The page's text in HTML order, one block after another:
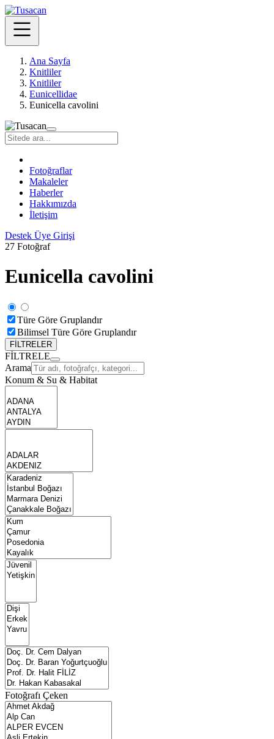
Ana Sayfa
Knitliler
Knitliler
Eunicellidae
Eunicella cavolini
Fotoğraflar
Makaleler
Haberler
Hakkımızda
İletişim
Destek Üye Girişi
27 Fotoğraf
Eunicella cavolini
Türe Göre Gruplandır
Bilimsel Türe Göre Gruplandır
FİLTRELER
FİLTRELE
Arama
Konum & Su & Habitat
Fotoğrafı Çeken